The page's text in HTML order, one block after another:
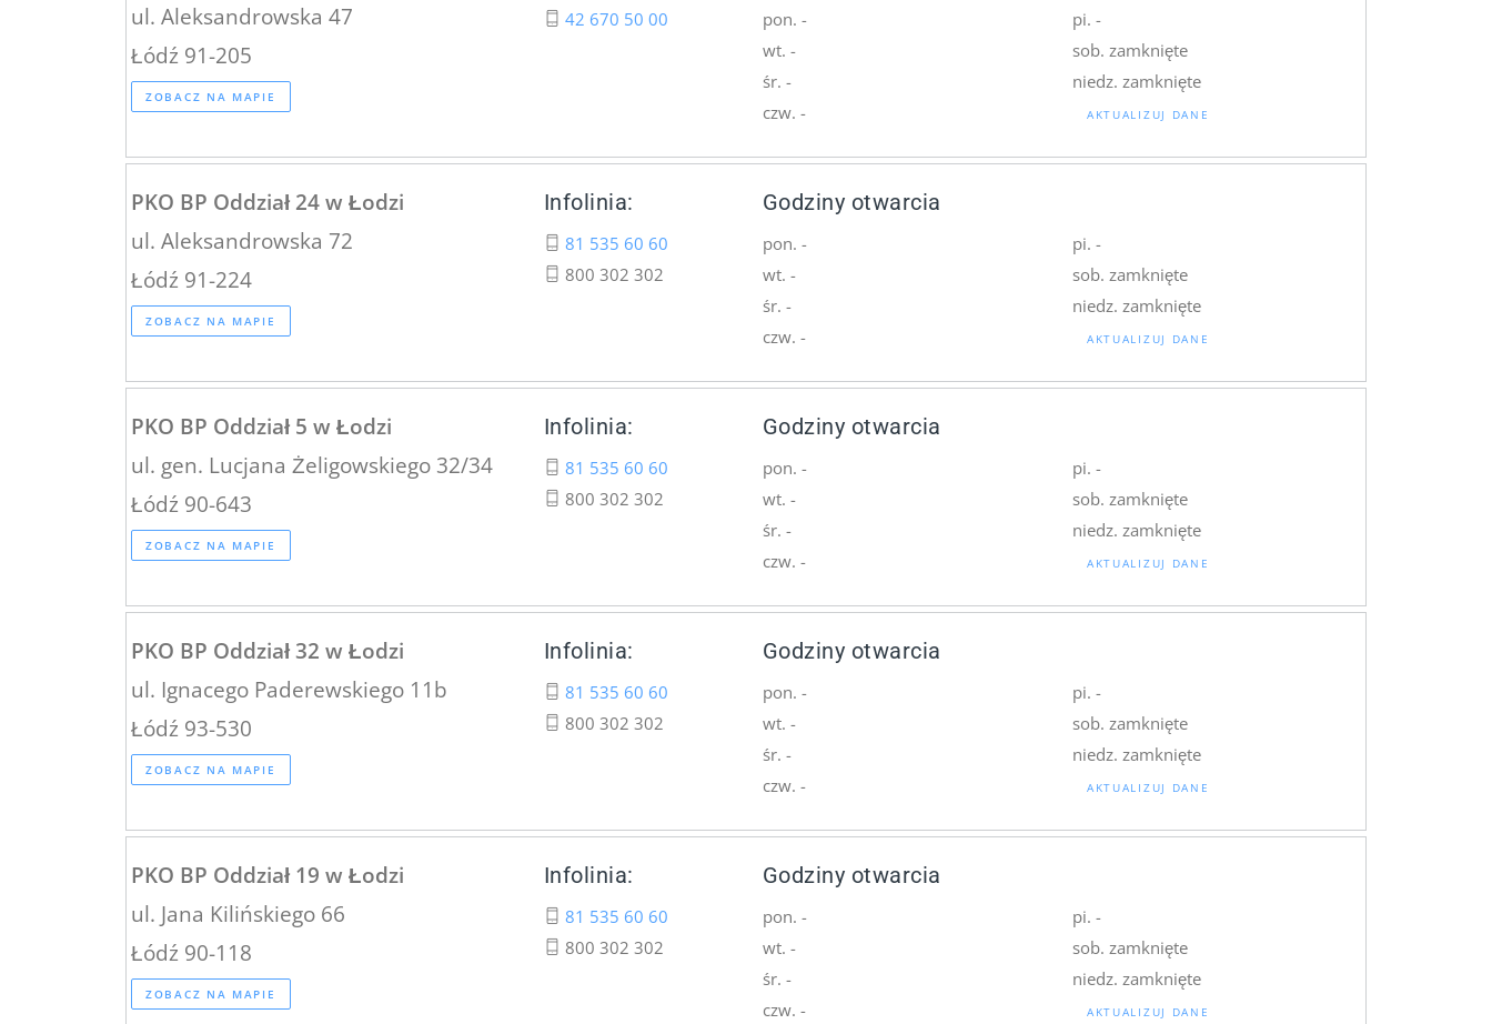
ul. Aleksandrowska 47
Łódź 91-205
ZOBACZ NA MAPIE
42 670 50 00
pon. -
wt. -
śr. -
czw. -
pi. -
sob. zamknięte
niedz. zamknięte
AKTUALIZUJ DANE
PKO BP Oddział 24 w Łodzi
ul. Aleksandrowska 72
Łódź 91-224
ZOBACZ NA MAPIE
Infolinia:
81 535 60 60
800 302 302
Godziny otwarcia
pon. -
wt. -
śr. -
czw. -
pi. -
sob. zamknięte
niedz. zamknięte
AKTUALIZUJ DANE
PKO BP Oddział 5 w Łodzi
ul. gen. Lucjana Żeligowskiego 32/34
Łódź 90-643
ZOBACZ NA MAPIE
Infolinia:
81 535 60 60
800 302 302
Godziny otwarcia
pon. -
wt. -
śr. -
czw. -
pi. -
sob. zamknięte
niedz. zamknięte
AKTUALIZUJ DANE
PKO BP Oddział 32 w Łodzi
ul. Ignacego Paderewskiego 11b
Łódź 93-530
ZOBACZ NA MAPIE
Infolinia:
81 535 60 60
800 302 302
Godziny otwarcia
pon. -
wt. -
śr. -
czw. -
pi. -
sob. zamknięte
niedz. zamknięte
AKTUALIZUJ DANE
PKO BP Oddział 19 w Łodzi
ul. Jana Kilińskiego 66
Łódź 90-118
ZOBACZ NA MAPIE
Infolinia:
81 535 60 60
800 302 302
Godziny otwarcia
pon. -
wt. -
śr. -
czw. -
pi. -
sob. zamknięte
niedz. zamknięte
AKTUALIZUJ DANE